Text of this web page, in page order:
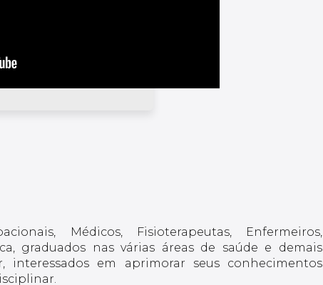
Médicos, Fisioterapeutas, Enfermeiros,
graduados nas várias áreas de saúde e demais
interessados em aprimorar seus conhecimentos